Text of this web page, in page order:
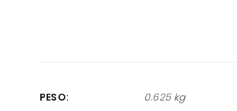
PESO
0.625 kg